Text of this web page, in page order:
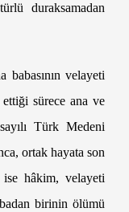
duraksamadan
velayeti
sürece ana ve
Türk Medeni
ortak hayata son
ise hâkim, velayeti
birinin ölümü